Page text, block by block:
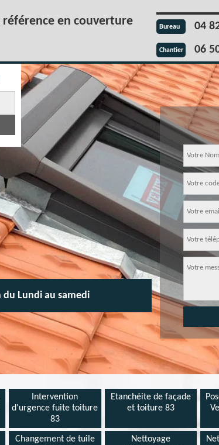
référence en couverture Bureau 04
Chantier 06
du Lundi au samedi
Intervention
d'urgence fuite toiture
83
Etanchéite de façade
et toiture 83
Changement de tuile
Nettoyage